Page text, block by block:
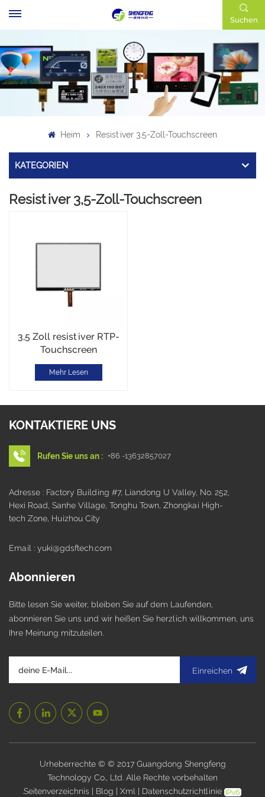
Suchen
Heim Resistiver 3,5-Zoll-Touchscreen
KATEGORIEN
Resistiver 3,5-Zoll-Touchscreen
3,5 Zoll resistiver RTP-
Touchscreen
Mehr Lesen
KONTAKTIERE UNS
Rufen Sie uns an : +86 -13632857027
Adresse : Factory Building #7, Liandong U Valley, No. 252,
Hexi Road, Sanhe Village, Tonghu Town, Zhongkai High-
tech Zone, Huizhou City
Email : yuki@gdsftech.com
Abonnieren
Bitte lesen Sie weiter, bleiben Sie auf dem Laufenden,
abonnieren Sie uns und wir heißen Sie herzlich willkommen, uns
Ihre Meinung mitzuteilen.
Einreichen
Urheberrechte © © 2017 Guangdong Shengfeng
Technology Co., Ltd. Alle Rechte vorbehalten
.Seitenverzeichnis Blog Xml| Datenschutzrichtlinie